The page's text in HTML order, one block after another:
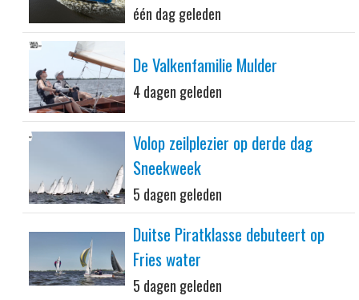
één dag geleden
De Valkenfamilie Mulder
4 dagen geleden
Volop zeilplezier op derde dag
Sneekweek
5 dagen geleden
Duitse Piratklasse debuteert op
Fries water
5 dagen geleden